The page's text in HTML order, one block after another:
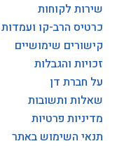
שירות לקוחות
כרטיס הרב-קו
קישורים שימושיים
זכויות והגבלות
על חברת דן
שאלות ותשובות
מדיניות פרטיות
תנאי השימוש באתר